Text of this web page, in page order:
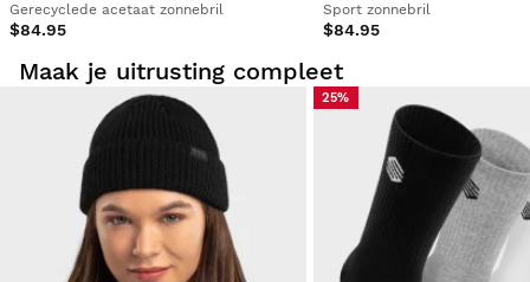
Gerecyclede acetaat zonnebril
$84.95
Sport zonnebril
$84.95
Maak je uitrusting compleet
25%